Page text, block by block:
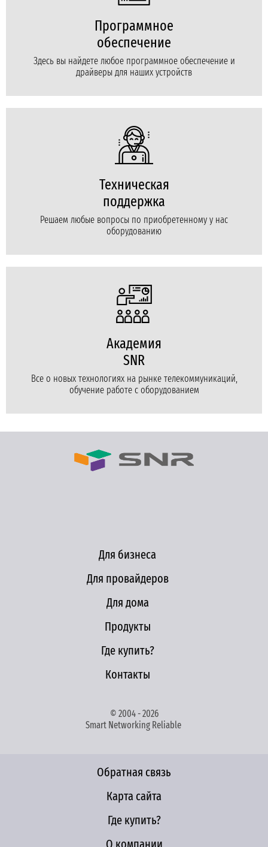
Программное
обеспечение
Здесь вы найдете любое программное обеспечение и
драйверы для наших устройств
Техническая
поддержка
Решаем любые вопросы по приобретенному у нас
оборудованию
Академия
SNR
Все о новых технологиях на рынке телекоммуникаций,
обучение работе с оборудованием
Для бизнеса
Для провайдеров
Для дома
Продукты
Где купить?
Контакты
© 2004 - 2026
Smart Networking Reliable
Обратная связь
Карта сайта
Где купить?
О компании